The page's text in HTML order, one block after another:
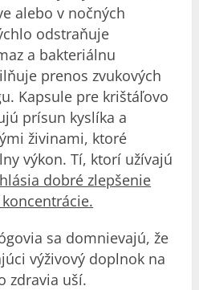
alebo v nočných
odstraňuje
a bakteriálnu
prenos zvukových
Kapsule pre krištáľovo
prísun kyslíka a
živinami, ktoré
výkon. Tí, ktorí užívajú
hlásia dobré zlepšenie
sa domnievajú, že
výživový doplnok na
zdravia uší.